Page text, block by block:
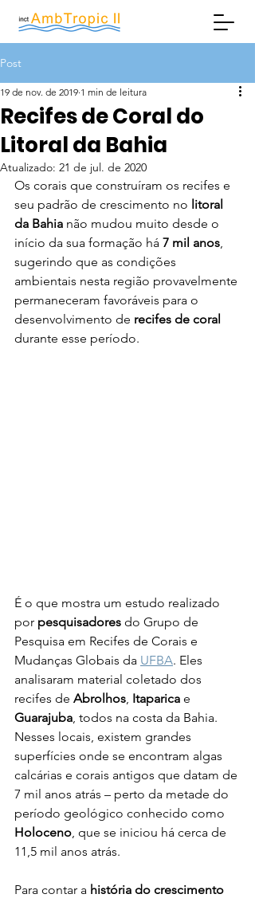
Post
Recifes de Coral do
Litoral da Bahia
19 de nov. de 2019 1 min de leitura
Atualizado: 21 de jul. de 2020
Os corais que construíram os recifes e
seu padrão de crescimento no litoral
da Bahia não mudou muito desde o
início da sua formação há 7 mil anos,
sugerindo que as condições
ambientais nesta região provavelmente
permaneceram favoráveis para o
desenvolvimento de recifes de coral
durante esse período.
É o que mostra um estudo realizado
por pesquisadores do Grupo de
Pesquisa em Recifes de Corais e
Mudanças Globais da UFBA. Eles
analisaram material coletado dos
recifes de Abrolhos, Itaparica e
Guarajuba, todos na costa da Bahia.
Nesses locais, existem grandes
superfícies onde se encontram algas
calcárias e corais antigos que datam de
7 mil anos atrás – perto da metade do
período geológico conhecido como
Holoceno, que se iniciou há cerca de
11,5 mil anos atrás.
Para contar a história do crescimento